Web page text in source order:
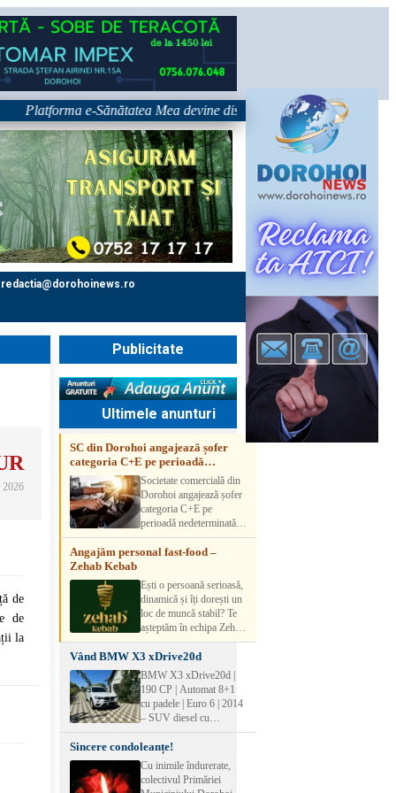
Platforma e-Sănătatea Mea devine disponibilă pe 1 septembrie:
redactia@dorohoinews.ro
2026
de
de
la
Publicitate
Ultimele anunturi
SC din Dorohoi angajează șofer
categoria C+E pe perioadă
nedeterminatăSocietate comercială din
Dorohoi angajează șofer
categoria C+E pe
perioadă nedeterminată.
Candidatul trebuie să
aibă experiență și atestat
detalii, vă rog să sunați la
numărul de telefon.
Angajăm personal fast-food –
Zehab Kebab
Ești o persoană serioasă,
dinamică și îți dorești un
loc de muncă stabil? Te
așteptăm în echipa Zehab
Kebab! Posturi
disponibile: -
SHAORMAR AJUTOR
BUCATAR 2/posturi -
LUCRATOR
COMERCIAL
OFERIM : Contract de
muncă Program flexibil
Salariu motivant, în
funcție de experienț
Vând BMW X3 xDrive20d
BMW X3 xDrive20d |
190 CP | Automat 8+1
cu padele | Euro 6 | 2014
– SUV diesel cu
perfect pentru cei care
doresc performanță,
confort și siguranță în
orice condiții.
Sincere condoleanțe!
Cu inimile îndurerate,
colectivul Primăriei